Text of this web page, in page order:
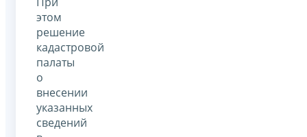
этом
решение
кадастровой
палаты
о
внесении
указанных
сведений